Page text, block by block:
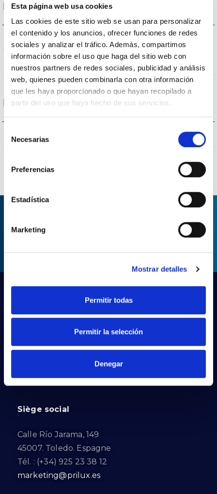
Esta página web usa cookies
Las cookies de este sitio web se usan para personalizar
el contenido y los anuncios, ofrecer funciones de redes
sociales y analizar el tráfico. Además, compartimos
información sobre el uso que haga del sitio web con
nuestros partners de redes sociales, publicidad y análisis
web, quienes pueden combinarla con otra información
que les haya proporcionado o que hayan recopilado a
partir del uso que haya hecho de sus servicios.
Necesarias
Preferencias
Estadística
Marketing
Mostrar detalles
Permitir todas
Permitir la selección
Denegar
Dimensions et montage
Poids 0.01Kg
NON
Protections
Protection surfaces OUI
PRILUX LIGHTING S.L.U.
Siège social
Calle Río Jarama, 149
45007. Toledo. Espagne
Tél. : (+34) 925 23 38 12
marketing@prilux.es